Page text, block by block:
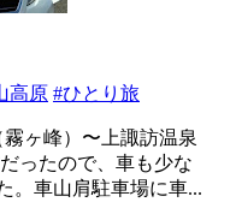
高原 #ひとり旅
ヶ峰）〜上諏訪温泉
ったので、車も少な
。車山肩駐車場に車...